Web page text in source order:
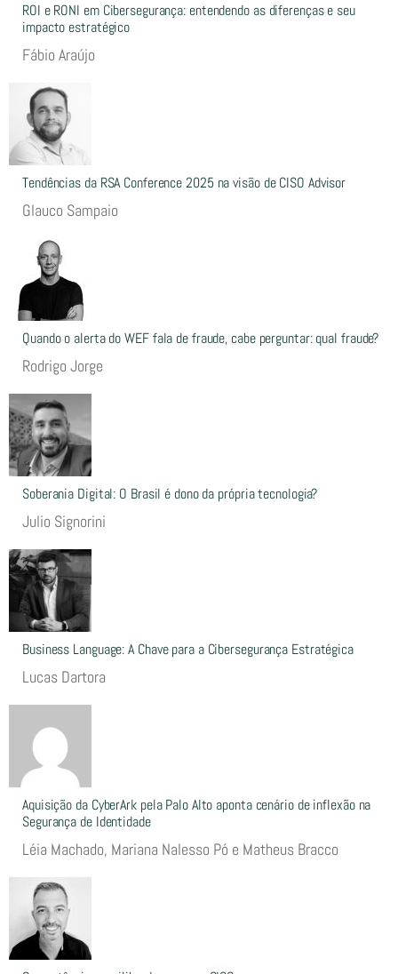
ROI e RONI em Cibersegurança: entendendo as diferenças e seu
impacto estratégico
Fábio Araújo
Tendências da RSA Conference 2025 na visão de CISO Advisor
Glauco Sampaio
Quando o alerta do WEF fala de fraude, cabe perguntar: qual fraude?
Rodrigo Jorge
Soberania Digital: O Brasil é dono da própria tecnologia?
Julio Signorini
Business Language: A Chave para a Cibersegurança Estratégica
Lucas Dartora
Aquisição da CyberArk pela Palo Alto aponta cenário de inflexão na
Segurança de Identidade
Léia Machado, Mariana Nalesso Pó e Matheus Bracco